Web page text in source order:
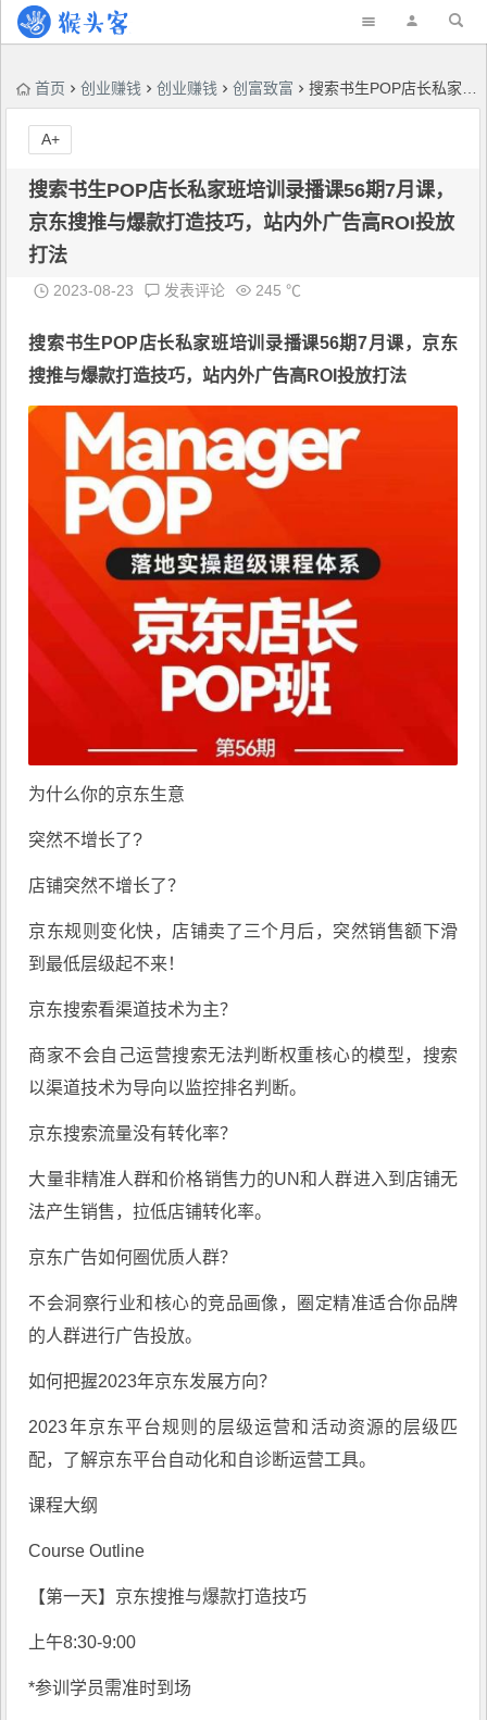
首页 创业赚钱 创业赚钱 创富致富 搜索书生POP店长私家班培训录播课56期7月课，京东搜推与爆款打造技巧，站内外广告高ROI投放打法
搜索书生POP店长私家班培训录播课56期7月课，
京东搜推与爆款打造技巧，站内外广告高ROI投放
打法
2023-08-23 发表评论 245 ℃
搜索书生POP店长私家班培训录播课56期7月课， 京东
搜推与爆款打造技巧，站内外广告高ROI投放打法
为什么你的京东生意
突然不增长了?
店铺突然不增长了？
京东规则变化快，店铺卖了三个月后，突然销售额下滑
到最低层级起不来！
京东搜索看渠道技术为主？
商家不会自己运营搜索无法判断权重核心的模型，搜索
以渠道技术为导向以监控排名判断。
京东搜索流量没有转化率？
大量非精准人群和价格销售力的UN和人群进入到店铺无
法产生销售，拉低店铺转化率。
京东广告如何圈优质人群？
不会洞察行业和核心的竞品画像，圈定精准适合你品牌
的人群进行广告投放。
如何把握2023年京东发展方向？
2023年京东平台规则的层级运营和活动资源的层级匹
配，了解京东平台自动化和自诊断运营工具。
课程大纲
Course Outline
【第一天】京东搜推与爆款打造技巧
上午8:30-9:00
*参训学员需准时到场
A+